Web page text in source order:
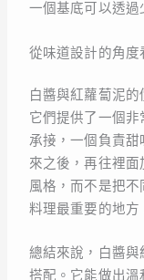
一個基底可以透過
從味道設計的角度
白醬與紅蘿蔔泥
它們提供了一個
承接，一個負責
來之後，再往裡
風格，而不是把
料理最重要的地方
總結來說，白醬與
搭配。它能做出溫